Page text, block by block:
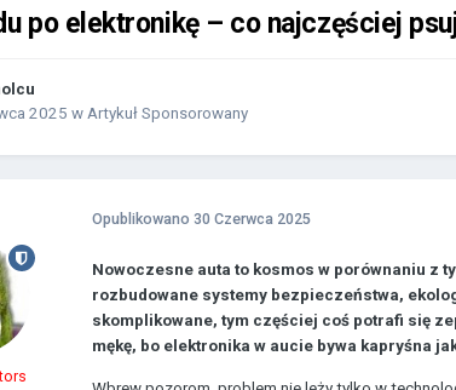
po elektronikę – co najczęściej
2025 w Artykuł Sponsorowany
Opublikowano 30 Czerwca 2025
Nowoczesne auta to kosmos w porównaniu z
rozbudowane systemy bezpieczeństwa,
skomplikowane, tym częściej coś potrafi się
mękę, bo elektronika w aucie bywa kapryśna